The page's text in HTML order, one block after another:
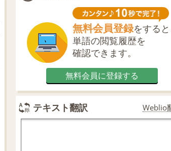
無料会員登録をすると
単語の閲覧履歴を
確認できます。
無料会員に登録する
テキスト翻訳 Weblio